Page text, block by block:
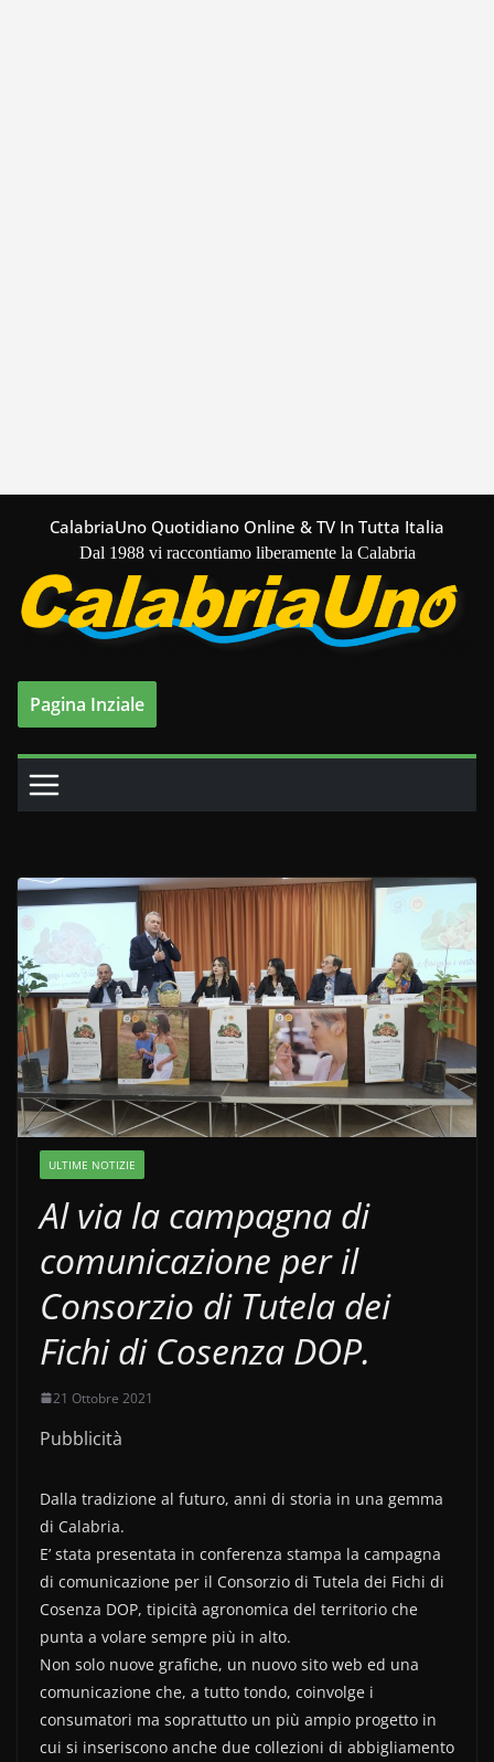
contenuto
CalabriaUno Quotidiano Online & TV In Tutta Italia
Dal 1988 vi raccontiamo liberamente la Calabria
Pagina Inziale
ULTIME NOTIZIE
Al via la campagna di
comunicazione per il
Consorzio di Tutela dei
Fichi di Cosenza DOP.
21 Ottobre 2021
Pubblicità
Dalla tradizione al futuro, anni di storia in una gemma
di Calabria.
E’ stata presentata in conferenza stampa la campagna
di comunicazione per il Consorzio di Tutela dei Fichi di
Cosenza DOP, tipicità agronomica del territorio che
punta a volare sempre più in alto.
Non solo nuove grafiche, un nuovo sito web ed una
comunicazione che, a tutto tondo, coinvolge i
consumatori ma soprattutto un più ampio progetto in
cui si inseriscono anche due collezioni di abbigliamento